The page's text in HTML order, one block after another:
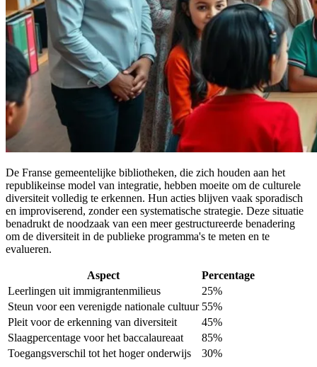
De Franse gemeentelijke bibliotheken, die zich houden aan het
republikeinse model van integratie, hebben moeite om de culturele
diversiteit volledig te erkennen. Hun acties blijven vaak sporadisch
en improviserend, zonder een systematische strategie. Deze situatie
benadrukt de noodzaak van een meer gestructureerde benadering
om de diversiteit in de publieke programma's te meten en te
evalueren.
Aspect
Percentage
Leerlingen uit immigrantenmilieus
25%
Steun voor een verenigde nationale cultuur 55%
Pleit voor de erkenning van diversiteit
45%
Slaagpercentage voor het baccalaureaat
85%
Toegangsverschil tot het hoger onderwijs
30%